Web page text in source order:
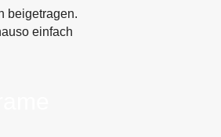
beigetragen.
einfach